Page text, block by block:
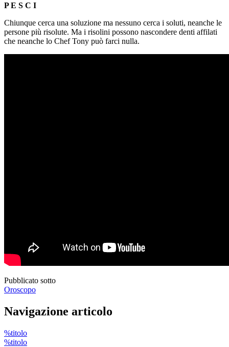
P E S C I
Chiunque cerca una soluzione ma nessuno cerca i soluti, neanche le
persone più risolute. Ma i risolini possono nascondere denti affilati
che neanche lo Chef Tony può farci nulla.
Pubblicato sotto
Oroscopo
Navigazione articolo
%titolo
%titolo